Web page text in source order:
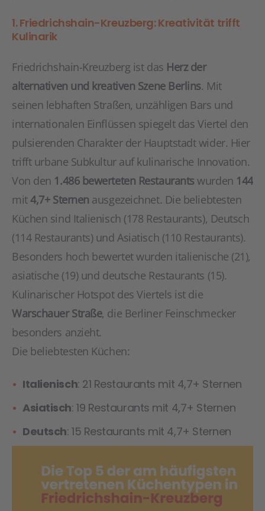
1. Friedrichshain-Kreuzberg: Kreativität trifft
Kulinarik
Friedrichshain-Kreuzberg ist das Herz der
alternativen und kreativen Szene Berlins. Mit
seinen lebhaften Straßen, unzähligen Bars und
internationalen Einflüssen spiegelt das Viertel den
pulsierenden Charakter der Hauptstadt wider. Hier
trifft urbane Subkultur auf kulinarische Innovation.
Von den 1.486 bewerteten Restaurants wurden 144
mit4,7+ Sternen ausgezeichnet. Die beliebtesten
Küchen sind Italienisch (178 Restaurants), Deutsch
(114 Restaurants) und Asiatisch (110 Restaurants).
Besonders hoch bewertet wurden italienische (21),
asiatische (19) und deutsche Restaurants (15).
Kulinarischer Hotspot des Viertels ist die
Warschauer Straße, die Berliner Feinschmecker
besonders anzieht.
Die beliebtesten Küchen:
Italienisch: 21 Restaurants mit 4,7+ Sternen
Asiatisch: 19 Restaurants mit 4,7+ Sternen
Deutsch: 15 Restaurants mit 4,7+ Sternen